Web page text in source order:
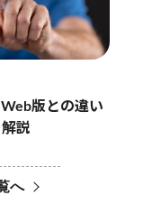
版との違い
説
へ